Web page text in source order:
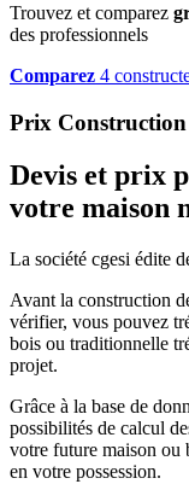
Trouvez et comparez
des professionnels
Comparez 4
Prix
Devis et prix
votre maison
La société cgesi édite
Avant la construction
vérifier, vous pouvez
bois ou traditionnelle
projet.
Grâce à la base de
possibilités de calcul
votre future maison ou
en votre possession.